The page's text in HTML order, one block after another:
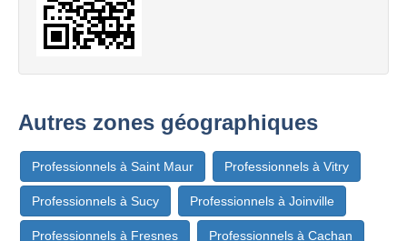
Autres zones géographiques
Professionnels à Saint Maur Professionnels à Vitry
Professionnels à Sucy Professionnels à Joinville
Professionnels à Fresnes Professionnels à Cachan